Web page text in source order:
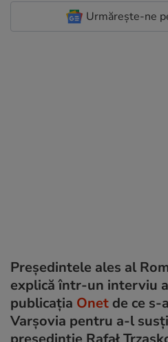
Urmărește-ne
Președintele ales al
explică într-un interviu
publicația Onet de ce s-
Varșovia pentru a-l